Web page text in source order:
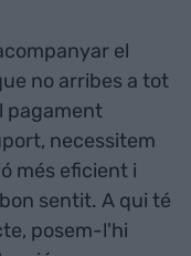
el
no arribes a tot
pagament
necessitem
més eficient i
sentit. A qui té
posem-l'hi